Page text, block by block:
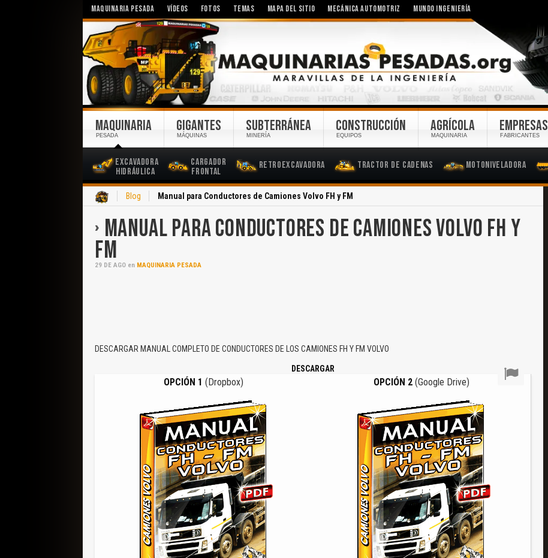
MAQUINARIA PESADA VÍDEOS FOTOS TEMAS MAPA DEL SITIO MECÁNICA AUTOMOTRIZ MUNDO INGENIERÍA
MAQUINARIA
PESADA
Excavadora
Hidráulica
Cargador
Frontal
Retroexcavadora Tractor de Cadenas Motoniveladora
GIGANTES
MÁQUINAS
SUBTERRÁNEA
MINERÍA
CONSTRUCCIÓN
EQUIPOS
AGRÍCOLA
MAQUINARIA
EMPRESAS
FABRICANTES
Blog Manual para Conductores de Camiones Volvo FH y FM
MANUAL PARA CONDUCTORES DE CAMIONES VOLVO FH Y
FM
29 DE AGO en MAQUINARIA PESADA
DESCARGAR MANUAL COMPLETO DE CONDUCTORES DE LOS CAMIONES FH Y FM VOLVO
DESCARGAR
OPCIÓN 1 (Dropbox) OPCIÓN 2 (Google Drive)